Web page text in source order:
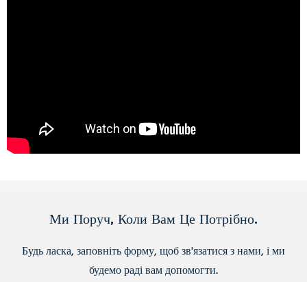
Ми Поруч, Коли Вам Це Потрібно.
Будь ласка, заповніть форму, щоб зв'язатися з нами, і ми
будемо раді вам допомогти.